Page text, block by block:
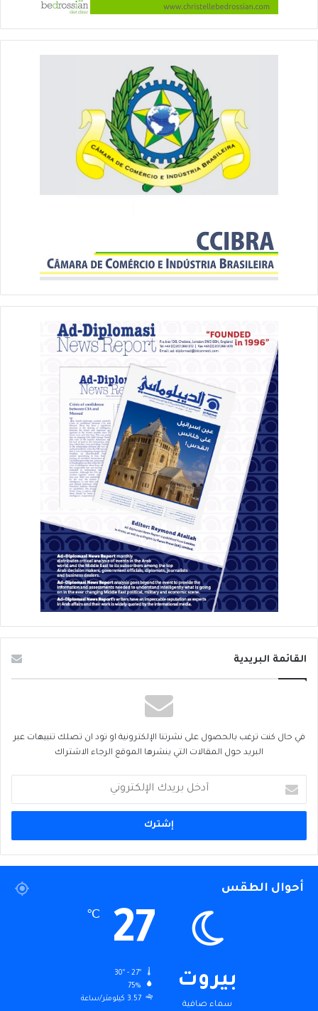
القائمة البريدية
في حال كنت ترغب بالحصول على نشرتنا الإلكترونية او تود ان تصلك تنبيهات عبر
البريد حول المقالات التي ينشرها الموقع الرجاء الاشتراك
بريدك
الإلكتروني
أحوال الطقس
بيروت
سماء صافية
27
℃
75%
3.57 كيلومتر/ساعة